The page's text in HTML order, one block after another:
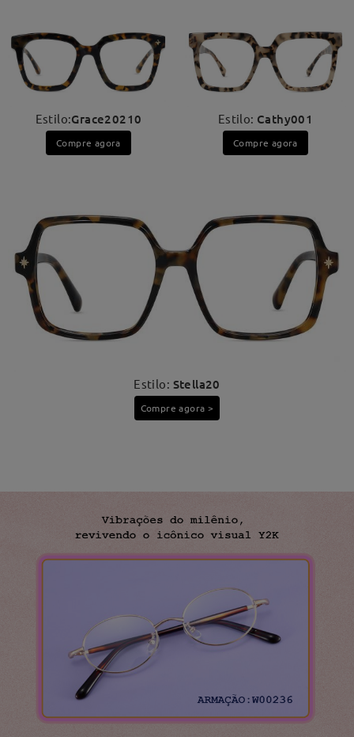
Estilo:Grace20210
Compre agora
Estilo: Cathy001
Compre agora
Estilo: Stella20
Compre agora >